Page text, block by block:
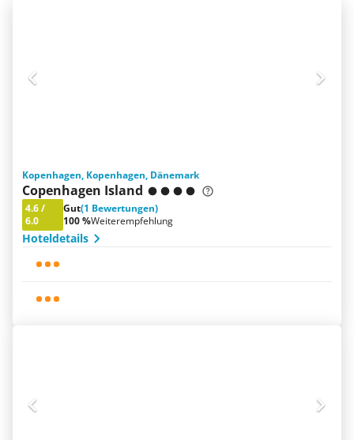
Kopenhagen, Kopenhagen, Dänemark
Copenhagen Island
4.6/
6.0
Gut(1 Bewertungen)
100 %Weiterempfehlung
Hoteldetails